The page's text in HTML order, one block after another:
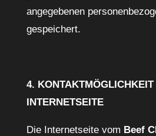
angegebenen
gespeichert.
4.
INTERNETSEITE
Die Internetseite vom Beef